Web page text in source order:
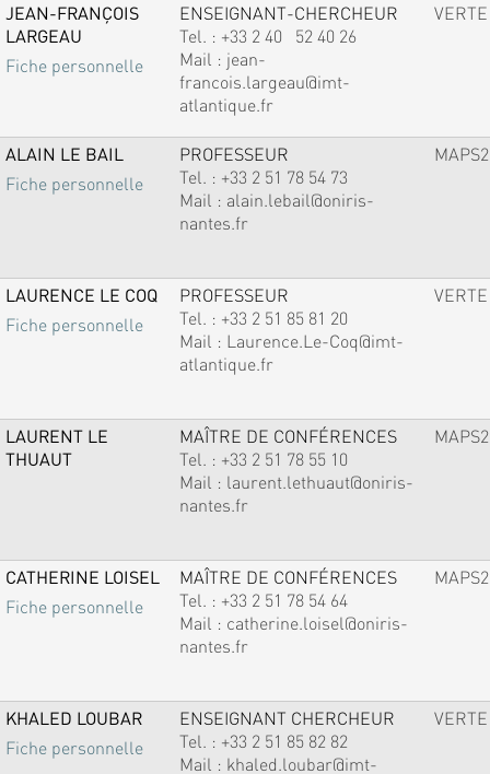
JEAN-FRANÇOIS
LARGEAU
Fiche personnelle
ENSEIGNANT-CHERCHEUR
Tel. : +33 2 40 52 40 26
Mail : jean-
francois.largeau@imt-
atlantique.fr
VERTE
ALAIN LE BAIL
Fiche personnelle
PROFESSEUR
Tel. : +33 2 51 78 54 73
Mail : alain.lebail@oniris-
nantes.fr
MAPS2
LAURENCE LE COQ
Fiche personnelle
PROFESSEUR
Tel. : +33 2 51 85 81 20
Mail : Laurence.Le-Coq@imt-
atlantique.fr
VERTE
LAURENT LE
THUAUT
MAÎTRE DE CONFÉRENCES
Tel. : +33 2 51 78 55 10
Mail : laurent.lethuaut@oniris-
nantes.fr
MAPS2
CATHERINE LOISEL
Fiche personnelle
MAÎTRE DE CONFÉRENCES
Tel. : +33 2 51 78 54 64
Mail : catherine.loisel@oniris-
nantes.fr
MAPS2
KHALED LOUBAR
Fiche personnelle
ENSEIGNANT CHERCHEUR
Tel. : +33 2 51 85 82 82
Mail : khaled.loubar@imt-
VERTE